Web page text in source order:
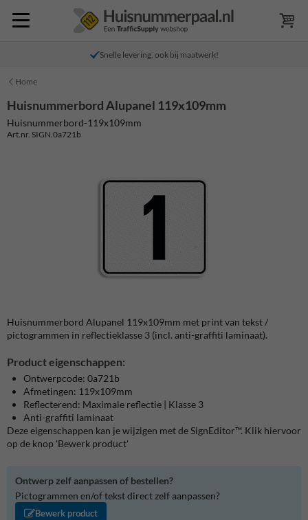
Snelle levering, ook bij maatwerk!
Home
Huisnummerbord Alupanel 119x109mm
Huisnummerbord-119x109mm
Art.nr. SIGN.0a721b
Huisnummerbord Alupanel 119x109mm met print van tekst /
pictogrammen in reflectieklasse 3 (incl. anti-graffiti laminaat).
Product eigenschappen:
Ontwerpcode: 0a721b
Afmetingen: 119x109mm
Reflecterend: Maximale reflectie | Klasse 3
Anti-graffiti laminaat
Deze eigenschappen kan je wijzigen met de SignEditor™. Klik hiervoor
op de knop 'Bewerk product'
Ontwerp zelf aanpassen of bestellen?
Pictogrammen en/of tekst direct zelf aanpassen?
Bewerk product